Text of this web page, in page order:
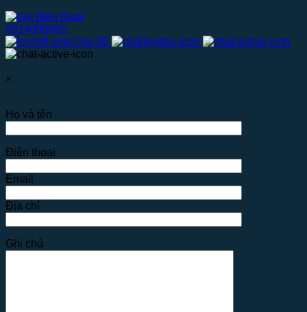
0914000065
×
Họ và tên
Điện thoại
Email
Địa chỉ
Ghi chú